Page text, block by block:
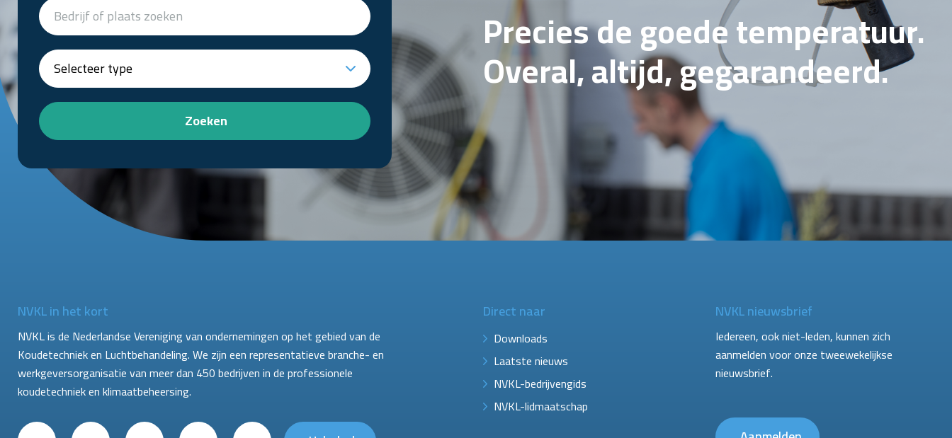
Zoeken
Precies de goede temperatuur.
Overal, altijd, gegarandeerd.
NVKL in het kort
NVKL is de Nederlandse Vereniging van ondernemingen op het gebied van de
Koudetechniek en Luchtbehandeling. We zijn een representatieve branche- en
werkgeversorganisatie van meer dan 450 bedrijven in de professionele
koudetechniek en klimaatbeheersing.
Direct naar
Downloads
Laatste nieuws
NVKL-bedrijvengids
NVKL-lidmaatschap
NVKL nieuwsbrief
Iedereen, ook niet-leden, kunnen zich
aanmelden voor onze tweewekelijkse
nieuwsbrief.